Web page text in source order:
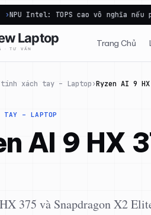
cao vô nghĩa nếu phần mềm
Trang Chủ
tính xách tay – Laptop›Ryzen AI 9
TAY – LAPTOP
AI 9 HX
375 và Snapdragon X2